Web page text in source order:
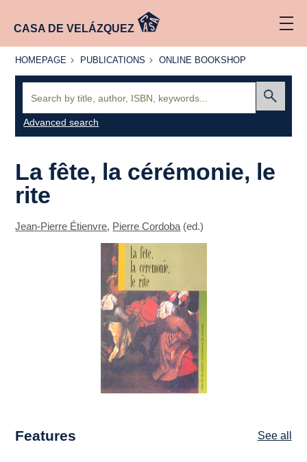
CASA DE VELÁZQUEZ
HOMEPAGE
HOMEPAGE PUBLICATIONS
PUBLICATIONS
ONLINE
ONLINE BOOKSHOP
Advanced search
La fête, la cérémonie, le
rite
Jean-Pierre Étienvre, Pierre Cordoba (ed.)
Features See all